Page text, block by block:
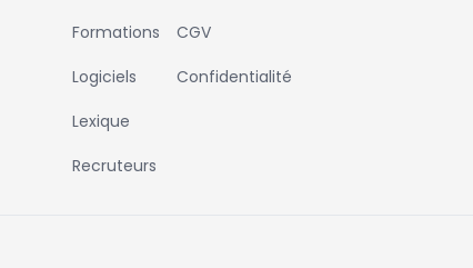
Formations
Logiciels
Lexique
Recruteurs
CGV
Confidentialité